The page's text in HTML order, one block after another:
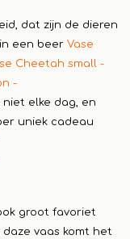
dat zijn de dieren
een beer Vase
Cheetah small -
-
niet elke dag, en
uniek cadeau
groot favoriet
vaas komt het